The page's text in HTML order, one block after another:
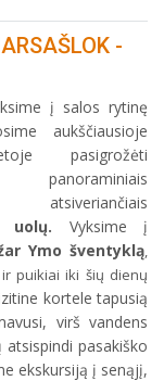
-
į salos rytinę
aukščiausioje
pasigrožėti
panoraminiais
uolų. Vyksime į
Ymo šventyklą,
puikiai iki šių dienų
kortele tapusią
virš vandens
pasakiško
ekskursiją į senąjį,